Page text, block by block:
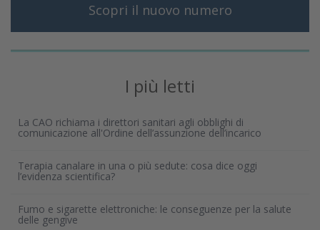
Scopri il nuovo numero
I più letti
La CAO richiama i direttori sanitari agli obblighi di
comunicazione all'Ordine dell’assunzione dell’incarico
Terapia canalare in una o più sedute: cosa dice oggi
l’evidenza scientifica?
Fumo e sigarette elettroniche: le conseguenze per la salute
delle gengive